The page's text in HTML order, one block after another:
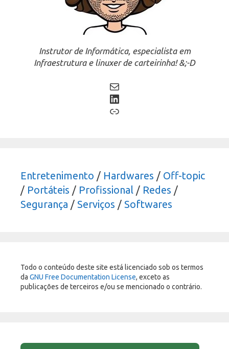
Instrutor de Informática, especialista em
Infraestrutura e linuxer de carteirinha! &;-D
Mail
LinkedIn
Link
Entretenimento / Hardwares / Off-topic
/ Portáteis / Profissional / Redes /
Segurança / Serviços / Softwares
Todo o conteúdo deste site está licenciado sob os termos
da GNU Free Documentation License, exceto as
publicações de terceiros e/ou se mencionado o contrário.